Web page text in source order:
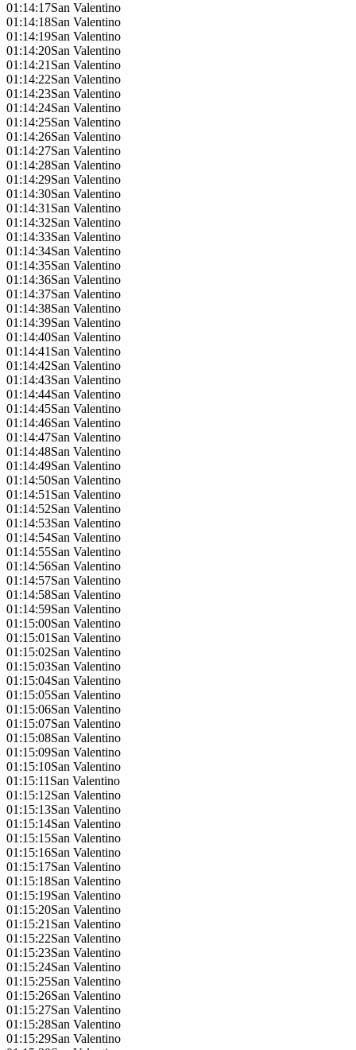
01:14:17San Valentino
01:14:18San Valentino
01:14:19San Valentino
01:14:20San Valentino
01:14:21San Valentino
01:14:22San Valentino
01:14:23San Valentino
01:14:24San Valentino
01:14:25San Valentino
01:14:26San Valentino
01:14:27San Valentino
01:14:28San Valentino
01:14:29San Valentino
01:14:30San Valentino
01:14:31San Valentino
01:14:32San Valentino
01:14:33San Valentino
01:14:34San Valentino
01:14:35San Valentino
01:14:36San Valentino
01:14:37San Valentino
01:14:38San Valentino
01:14:39San Valentino
01:14:40San Valentino
01:14:41San Valentino
01:14:42San Valentino
01:14:43San Valentino
01:14:44San Valentino
01:14:45San Valentino
01:14:46San Valentino
01:14:47San Valentino
01:14:48San Valentino
01:14:49San Valentino
01:14:50San Valentino
01:14:51San Valentino
01:14:52San Valentino
01:14:53San Valentino
01:14:54San Valentino
01:14:55San Valentino
01:14:56San Valentino
01:14:57San Valentino
01:14:58San Valentino
01:14:59San Valentino
01:15:00San Valentino
01:15:01San Valentino
01:15:02San Valentino
01:15:03San Valentino
01:15:04San Valentino
01:15:05San Valentino
01:15:06San Valentino
01:15:07San Valentino
01:15:08San Valentino
01:15:09San Valentino
01:15:10San Valentino
01:15:11San Valentino
01:15:12San Valentino
01:15:13San Valentino
01:15:14San Valentino
01:15:15San Valentino
01:15:16San Valentino
01:15:17San Valentino
01:15:18San Valentino
01:15:19San Valentino
01:15:20San Valentino
01:15:21San Valentino
01:15:22San Valentino
01:15:23San Valentino
01:15:24San Valentino
01:15:25San Valentino
01:15:26San Valentino
01:15:27San Valentino
01:15:28San Valentino
01:15:29San Valentino